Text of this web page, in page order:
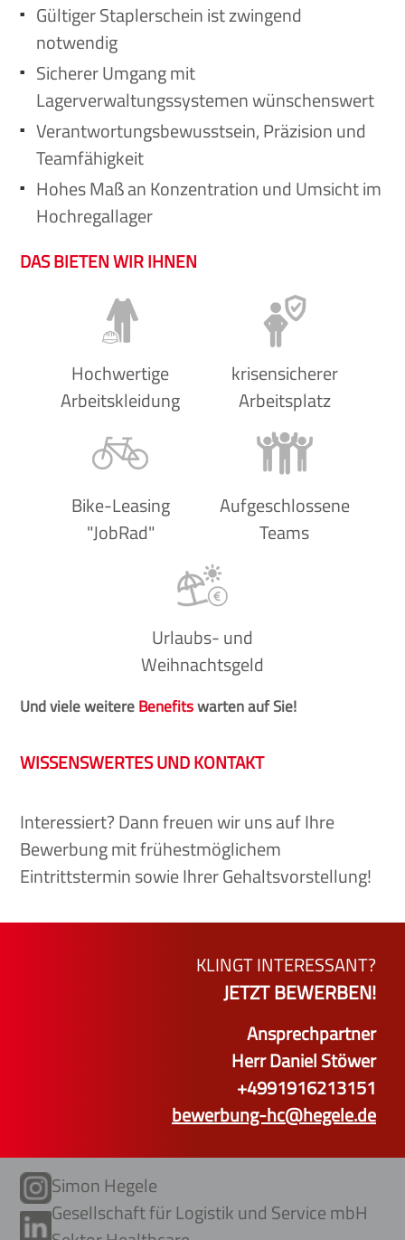
Gültiger Staplerschein ist zwingend
notwendig
Sicherer Umgang mit
Lagerverwaltungssystemen wünschenswert
Verantwortungsbewusstsein, Präzision und
Teamfähigkeit
Hohes Maß an Konzentration und Umsicht im
Hochregallager
DAS BIETEN WIR IHNEN
Hochwertige
Arbeitskleidung
krisensicherer
Arbeitsplatz
Bike-Leasing
"JobRad"
Aufgeschlossene
Teams
Urlaubs- und
Weihnachtsgeld
Und viele weitereBenefitswarten auf Sie!
WISSENSWERTES UND KONTAKT
Interessiert? Dann freuen wir uns auf Ihre
Bewerbung mit frühestmöglichem
Eintrittstermin sowie Ihrer Gehaltsvorstellung!
KLINGT INTERESSANT?
JETZT BEWERBEN!
Ansprechpartner
Herr Daniel Stöwer
+4991916213151
bewerbung-hc@hegele.de
Simon Hegele
Gesellschaft für Logistik und Service mbH